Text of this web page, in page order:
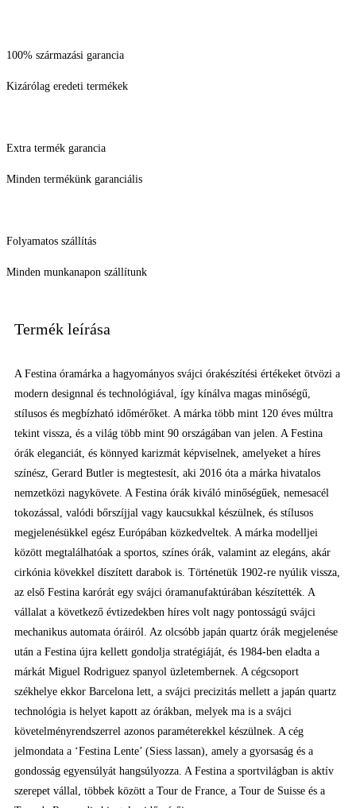
100% származási garancia
Kizárólag eredeti termékek
Extra termék garancia
Minden termékünk garanciális
Folyamatos szállítás
Minden munkanapon szállítunk
Termék leírása
A Festina óramárka a hagyományos svájci órakészítési értékeket ötvözi a
modern designnal és technológiával, így kínálva magas minőségű,
stílusos és megbízható időmérőket. A márka több mint 120 éves múltra
tekint vissza, és a világ több mint 90 országában van jelen. A Festina
órák eleganciát, és könnyed karizmát képviselnek, amelyeket a híres
színész, Gerard Butler is megtestesít, aki 2016 óta a márka hivatalos
nemzetközi nagykövete. A Festina órák kiváló minőségűek, nemesacél
tokozással, valódi bőrszíjjal vagy kaucsukkal készülnek, és stílusos
megjelenésükkel egész Európában közkedveltek. A márka modelljei
között megtalálhatóak a sportos, színes órák, valamint az elegáns, akár
cirkónia kövekkel díszített darabok is. Történetük 1902-re nyúlik vissza,
az első Festina karórát egy svájci óramanufaktúrában készítették. A
vállalat a következő évtizedekben híres volt nagy pontosságú svájci
mechanikus automata óráiról. Az olcsóbb japán quartz órák megjelenése
után a Festina újra kellett gondolja stratégiáját, és 1984-ben eladta a
márkát Miguel Rodriguez spanyol üzletembernek. A cégcsoport
székhelye ekkor Barcelona lett, a svájci precizitás mellett a japán quartz
technológia is helyet kapott az órákban, melyek ma is a svájci
követelményrendszerrel azonos paraméterekkel készülnek. A cég
jelmondata a ‘Festina Lente’ (Siess lassan), amely a gyorsaság és a
gondosság egyensúlyát hangsúlyozza. A Festina a sportvilágban is aktív
szerepet vállal, többek között a Tour de France, a Tour de Suisse és a